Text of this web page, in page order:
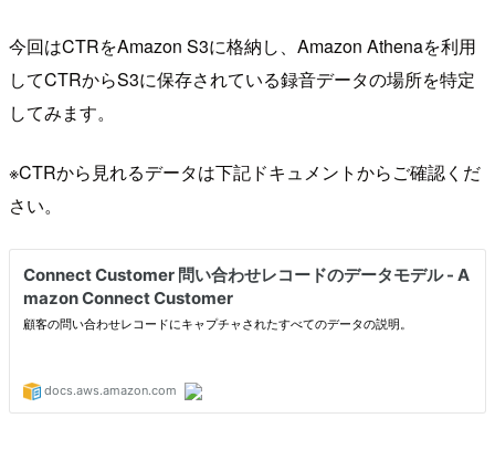
今回はCTRをAmazon S3に格納し、Amazon Athenaを利用
してCTRからS3に保存されている録音データの場所を特定
してみます。
※CTRから見れるデータは下記ドキュメントからご確認くだ
さい。